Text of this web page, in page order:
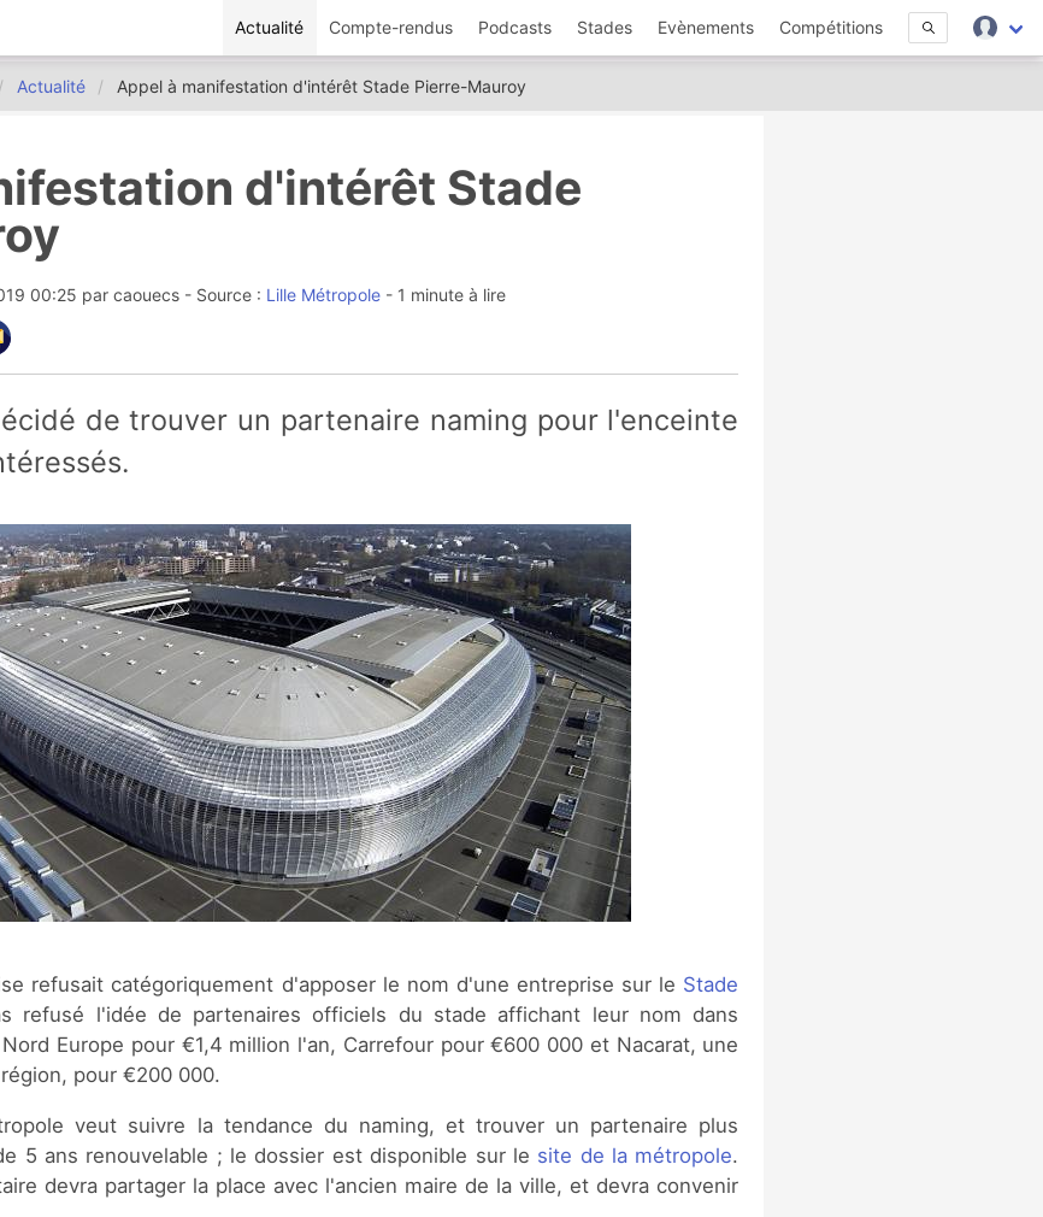
Actualité Compte-rendus Podcasts Stades Evènements Compétitions
Actualité Appel à manifestation d'intérêt Stade Pierre-Mauroy
d'intérêt Stade
00:25 par caouecs - Source : Lille Métropole- 1 minute à lire
refusait catégoriquement d'apposer le nom d'une entreprise sur le Stade
refusé l'idée de partenaires officiels du stade affichant leur nom dans
Europe pour €1,4 million l'an, Carrefour pour €600 000 et Nacarat, une
pour €200 000.
veut suivre la tendance du naming, et trouver un partenaire plus
5 ans renouvelable ; le dossier est disponible sur le site de la métropole.
devra partager la place avec l'ancien maire de la ville, et devra convenir